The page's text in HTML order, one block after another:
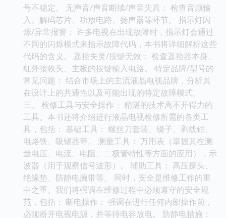
号不稳定。 无声音/声音断续/声音失真： 检查音频输
入、解码芯片、功放电路、扬声器等环节。 指示灯闪
烁/异常报警： 许多电视在出现故障时，指示灯会通过
不同的闪烁模式来指示故障代码，本书将详细解析这些
代码的含义。 遥控失灵/按键无效： 检查遥控器本身、
红外接收头、主板的按键输入电路。 特定品牌/型号的
常见问题： 结合市场上的主流液晶电视品牌，分析其
在设计上的共通性以及可能出现的特定故障模式。
三、 检修工具与安全操作： 精湛的技术离不开得力的
工具。本书还将介绍进行液晶电视检修所需的各类工
具，包括： 基础工具： 螺丝刀套装、镊子、剥线钳、
电烙铁、吸锡器等。 测量工具： 万用表（掌握其在测
量电压、电流、电阻、二极管特性等方面的应用），示
波器（用于观察信号波形）。 辅助工具： 高压探头、
绝缘垫、防静电腕带等。 同时，安全是维修工作的重
中之重。我们将强调在维修过程中必须遵守的安全规
范，包括： 断电操作： 强调在进行任何内部操作前，
必须断开电视电源，并等待电容放电。 防静电措施：